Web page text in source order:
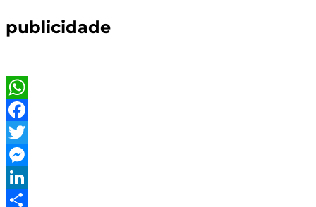
publicidade
WhatsApp
Facebook
Twitter
Messenger
LinkedIn